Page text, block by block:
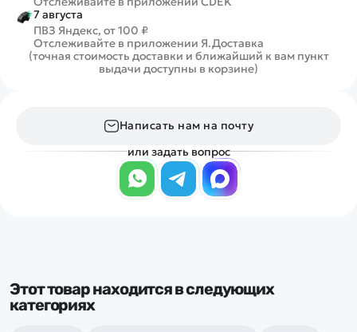
7 августа
ПВЗ Яндекс, от 100 ₽
Отслеживайте в приложении Я.Доставка
(точная стоимость доставки и ближайший к вам пункт
выдачи доступны в корзине)
Написать нам на почту
или задать вопрос
Этот товар находится в следующих
категориях